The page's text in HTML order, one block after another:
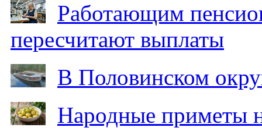
Работающим
пересчитают выплаты
В Половинском
Народные приметы